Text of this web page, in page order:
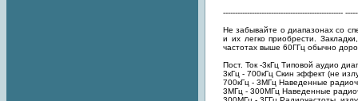
--------------------------------------------------
Не забывайте о диапазонах со
и их легко приобрести.
частотах выше 60ГГц обычно
Пост. Ток -3кГц Типовой аудио
3кГц - 700кГц Скин эффект (не
700кГц - 3МГц Наведенные
3МГц - 300МГц Наведенные